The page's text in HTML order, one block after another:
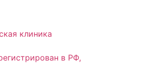
клиника
в РФ,